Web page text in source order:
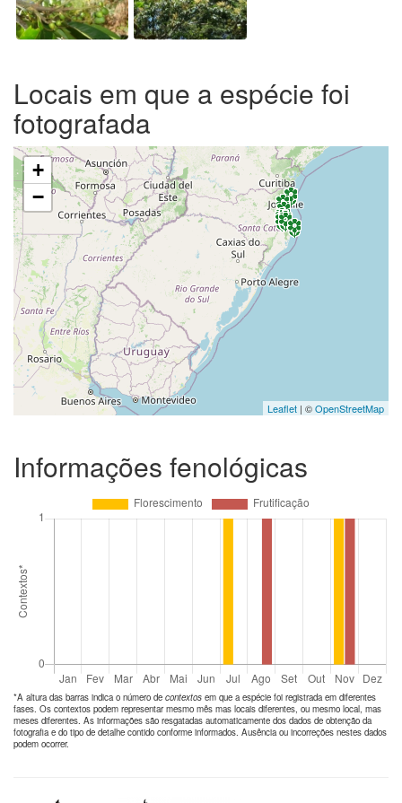
Locais em que a espécie foi
fotografada
+
−
Leaflet | ©OpenStreetMap
Informações fenológicas
*A altura das barras indica o número de contextos em que a espécie foi registrada em diferentes
fases. Os contextos podem representar mesmo mês mas locais diferentes, ou mesmo local, mas
meses diferentes. As informações são resgatadas automaticamente dos dados de obtenção da
fotografia e do tipo de detalhe contido conforme informados. Ausência ou incorreções nestes dados
podem ocorrer.